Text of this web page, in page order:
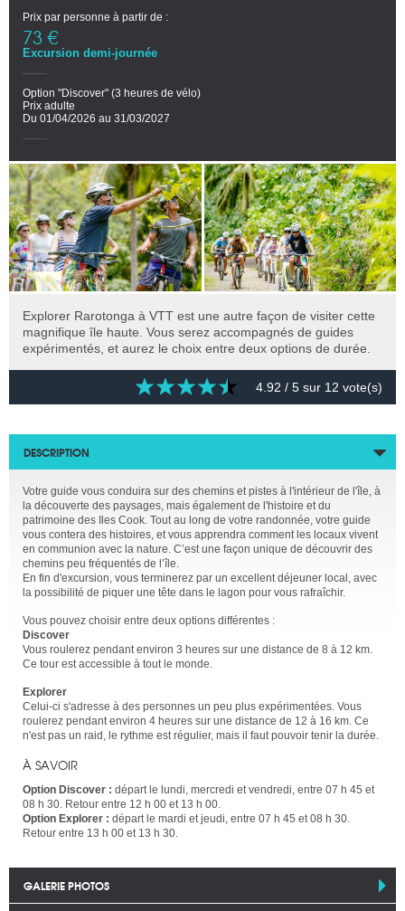
Prix par personne à partir de :
73 €
Excursion demi-journée
Option "Discover" (3 heures de vélo)
Prix adulte
Du 01/04/2026 au 31/03/2027
Explorer Rarotonga à VTT est une autre façon de visiter cette
magnifique île haute. Vous serez accompagnés de guides
expérimentés, et aurez le choix entre deux options de durée.
4.92 / 5 sur 12 vote(s)
DESCRIPTION
Votre guide vous conduira sur des chemins et pistes à l'intérieur de l'île, à
la découverte des paysages, mais également de l'histoire et du
patrimoine des Iles Cook. Tout au long de votre randonnée, votre guide
vous contera des histoires, et vous apprendra comment les locaux vivent
en communion avec la nature. C’est une façon unique de découvrir des
chemins peu fréquentés de l’île.
En fin d'excursion, vous terminerez par un excellent déjeuner local, avec
la possibilité de piquer une tête dans le lagon pour vous rafraîchir.
Vous pouvez choisir entre deux options différentes :
Discover
Vous roulerez pendant environ 3 heures sur une distance de 8 à 12 km.
Ce tour est accessible à tout le monde.
Explorer
Celui-ci s'adresse à des personnes un peu plus expérimentées. Vous
roulerez pendant environ 4 heures sur une distance de 12 à 16 km. Ce
n'est pas un raid, le rythme est régulier, mais il faut pouvoir tenir la durée.
À SAVOIR
Option Discover : départ le lundi, mercredi et vendredi, entre 07 h 45 et
08 h 30. Retour entre 12 h 00 et 13 h 00.
Option Explorer : départ le mardi et jeudi, entre 07 h 45 et 08 h 30.
Retour entre 13 h 00 et 13 h 30.
GALERIE PHOTOS